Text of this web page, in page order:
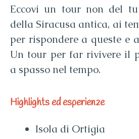
Eccovi un tour non del
della Siracusa antica, ai
per rispondere a queste e
Un tour per far rivivere il
a spasso nel tempo.
Highlights ed esperienze
Isola di Ortigia